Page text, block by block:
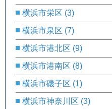
横浜市栄区 (3)
横浜市泉区 (7)
横浜市港北区 (9)
横浜市港南区 (8)
横浜市磯子区 (1)
横浜市神奈川区 (3)